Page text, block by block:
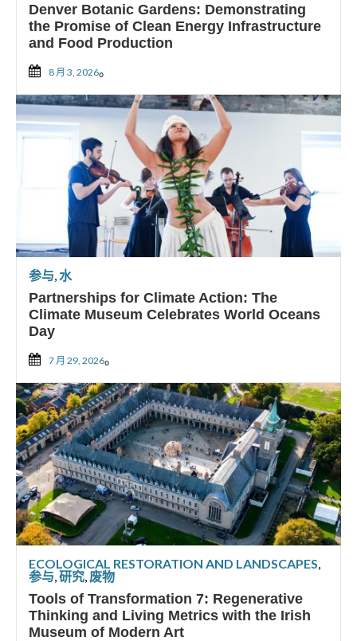
Denver Botanic Gardens: Demonstrating
the Promise of Clean Energy Infrastructure
and Food Production
8 月 3, 2026。
参与,水
Partnerships for Climate Action: The
Climate Museum Celebrates World Oceans
Day
7 月 29, 2026。
ECOLOGICAL RESTORATION AND LANDSCAPES,
参与,研究, 废物
Tools of Transformation 7: Regenerative
Thinking and Living Metrics with the Irish
Museum of Modern Art